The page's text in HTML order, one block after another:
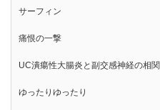
サーフィン
痛恨の一撃
UC潰瘍性大腸炎と副交感神経の相関
ゆったりゆったり